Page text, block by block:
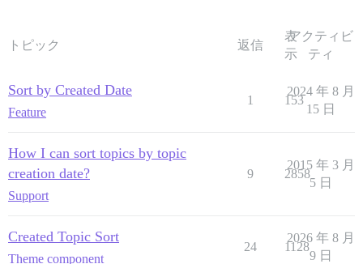
トピック 返信
表
示
アクティビ
ティ
Sort by Created Date
Feature
1 153
2024 年 8 月
15 日
How I can sort topics by topic
creation date?
Support
9 2858
2015 年 3 月
5 日
Created Topic Sort
Theme component
24 1128
2026 年 8 月
9 日